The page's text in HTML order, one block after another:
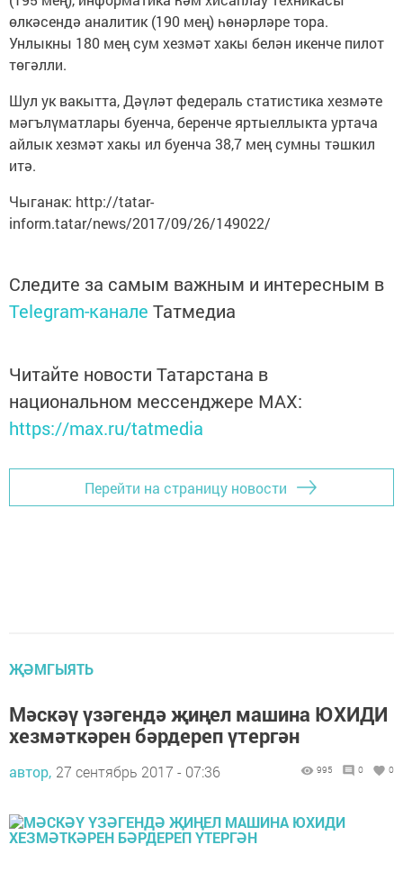
өлкәсендә аналитик (190 мең) һөнәрләре тора.
Унлыкны 180 мең сум хезмәт хакы белән икенче пилот
төгәлли.
Шул ук вакытта, Дәүләт федераль статистика хезмәте
мәгълүматлары буенча, беренче яртыеллыкта уртача
айлык хезмәт хакы ил буенча 38,7 мең сумны тәшкил
итә.
Чыганак: http://tatar-
inform.tatar/news/2017/09/26/149022/
Следите за самым важным и интересным в
Telegram-канале Татмедиа
Читайте новости Татарстана в
национальном мессенджере MАХ:
https://max.ru/tatmedia
Перейти на страницу новости
ҖӘМГЫЯТЬ
Мәскәү үзәгендә җиңел машина ЮХИДИ
хезмәткәрен бәрдереп үтергән
автор, 27 сентябрь 2017 - 07:36 995 0 0